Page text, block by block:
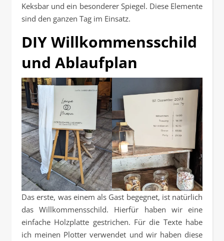
Keksbar und ein besonderer Spiegel. Diese Elemente
sind den ganzen Tag im Einsatz.
DIY Willkommensschild
und Ablaufplan
Das erste, was einem als Gast begegnet, ist natürlich
das Willkommensschild. Hierfür haben wir eine
einfache Holzplatte gestrichen. Für die Texte habe
ich meinen Plotter verwendet und wir haben diese